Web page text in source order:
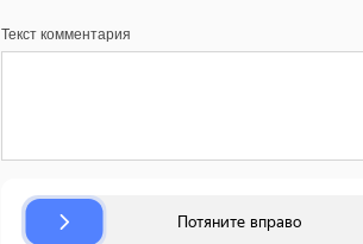
Текст комментария